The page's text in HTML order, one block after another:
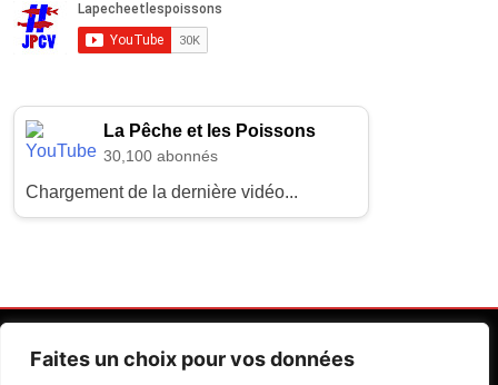
Faites un choix pour vos données
La Pêche et les Poissons
30,100 abonnés
Chargement de la dernière vidéo...